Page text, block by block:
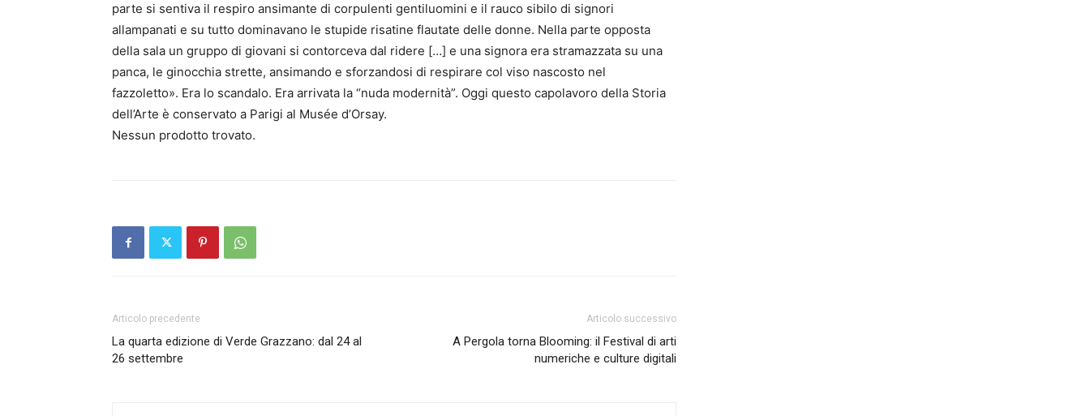
parte si sentiva il respiro ansimante di corpulenti gentiluomini e il rauco sibilo di signori
allampanati e su tutto dominavano le stupide risatine flautate delle donne. Nella parte opposta
della sala un gruppo di giovani si contorceva dal ridere […] e una signora era stramazzata su una
panca, le ginocchia strette, ansimando e sforzandosi di respirare col viso nascosto nel
fazzoletto». Era lo scandalo. Era arrivata la “nuda modernità”. Oggi questo capolavoro della Storia
dell’Arte è conservato a Parigi al Musée d’Orsay.
Nessun prodotto trovato.
Articolo precedente
La quarta edizione di Verde Grazzano: dal 24 al
26 settembre
Articolo successivo
A Pergola torna Blooming: il Festival di arti
numeriche e culture digitali